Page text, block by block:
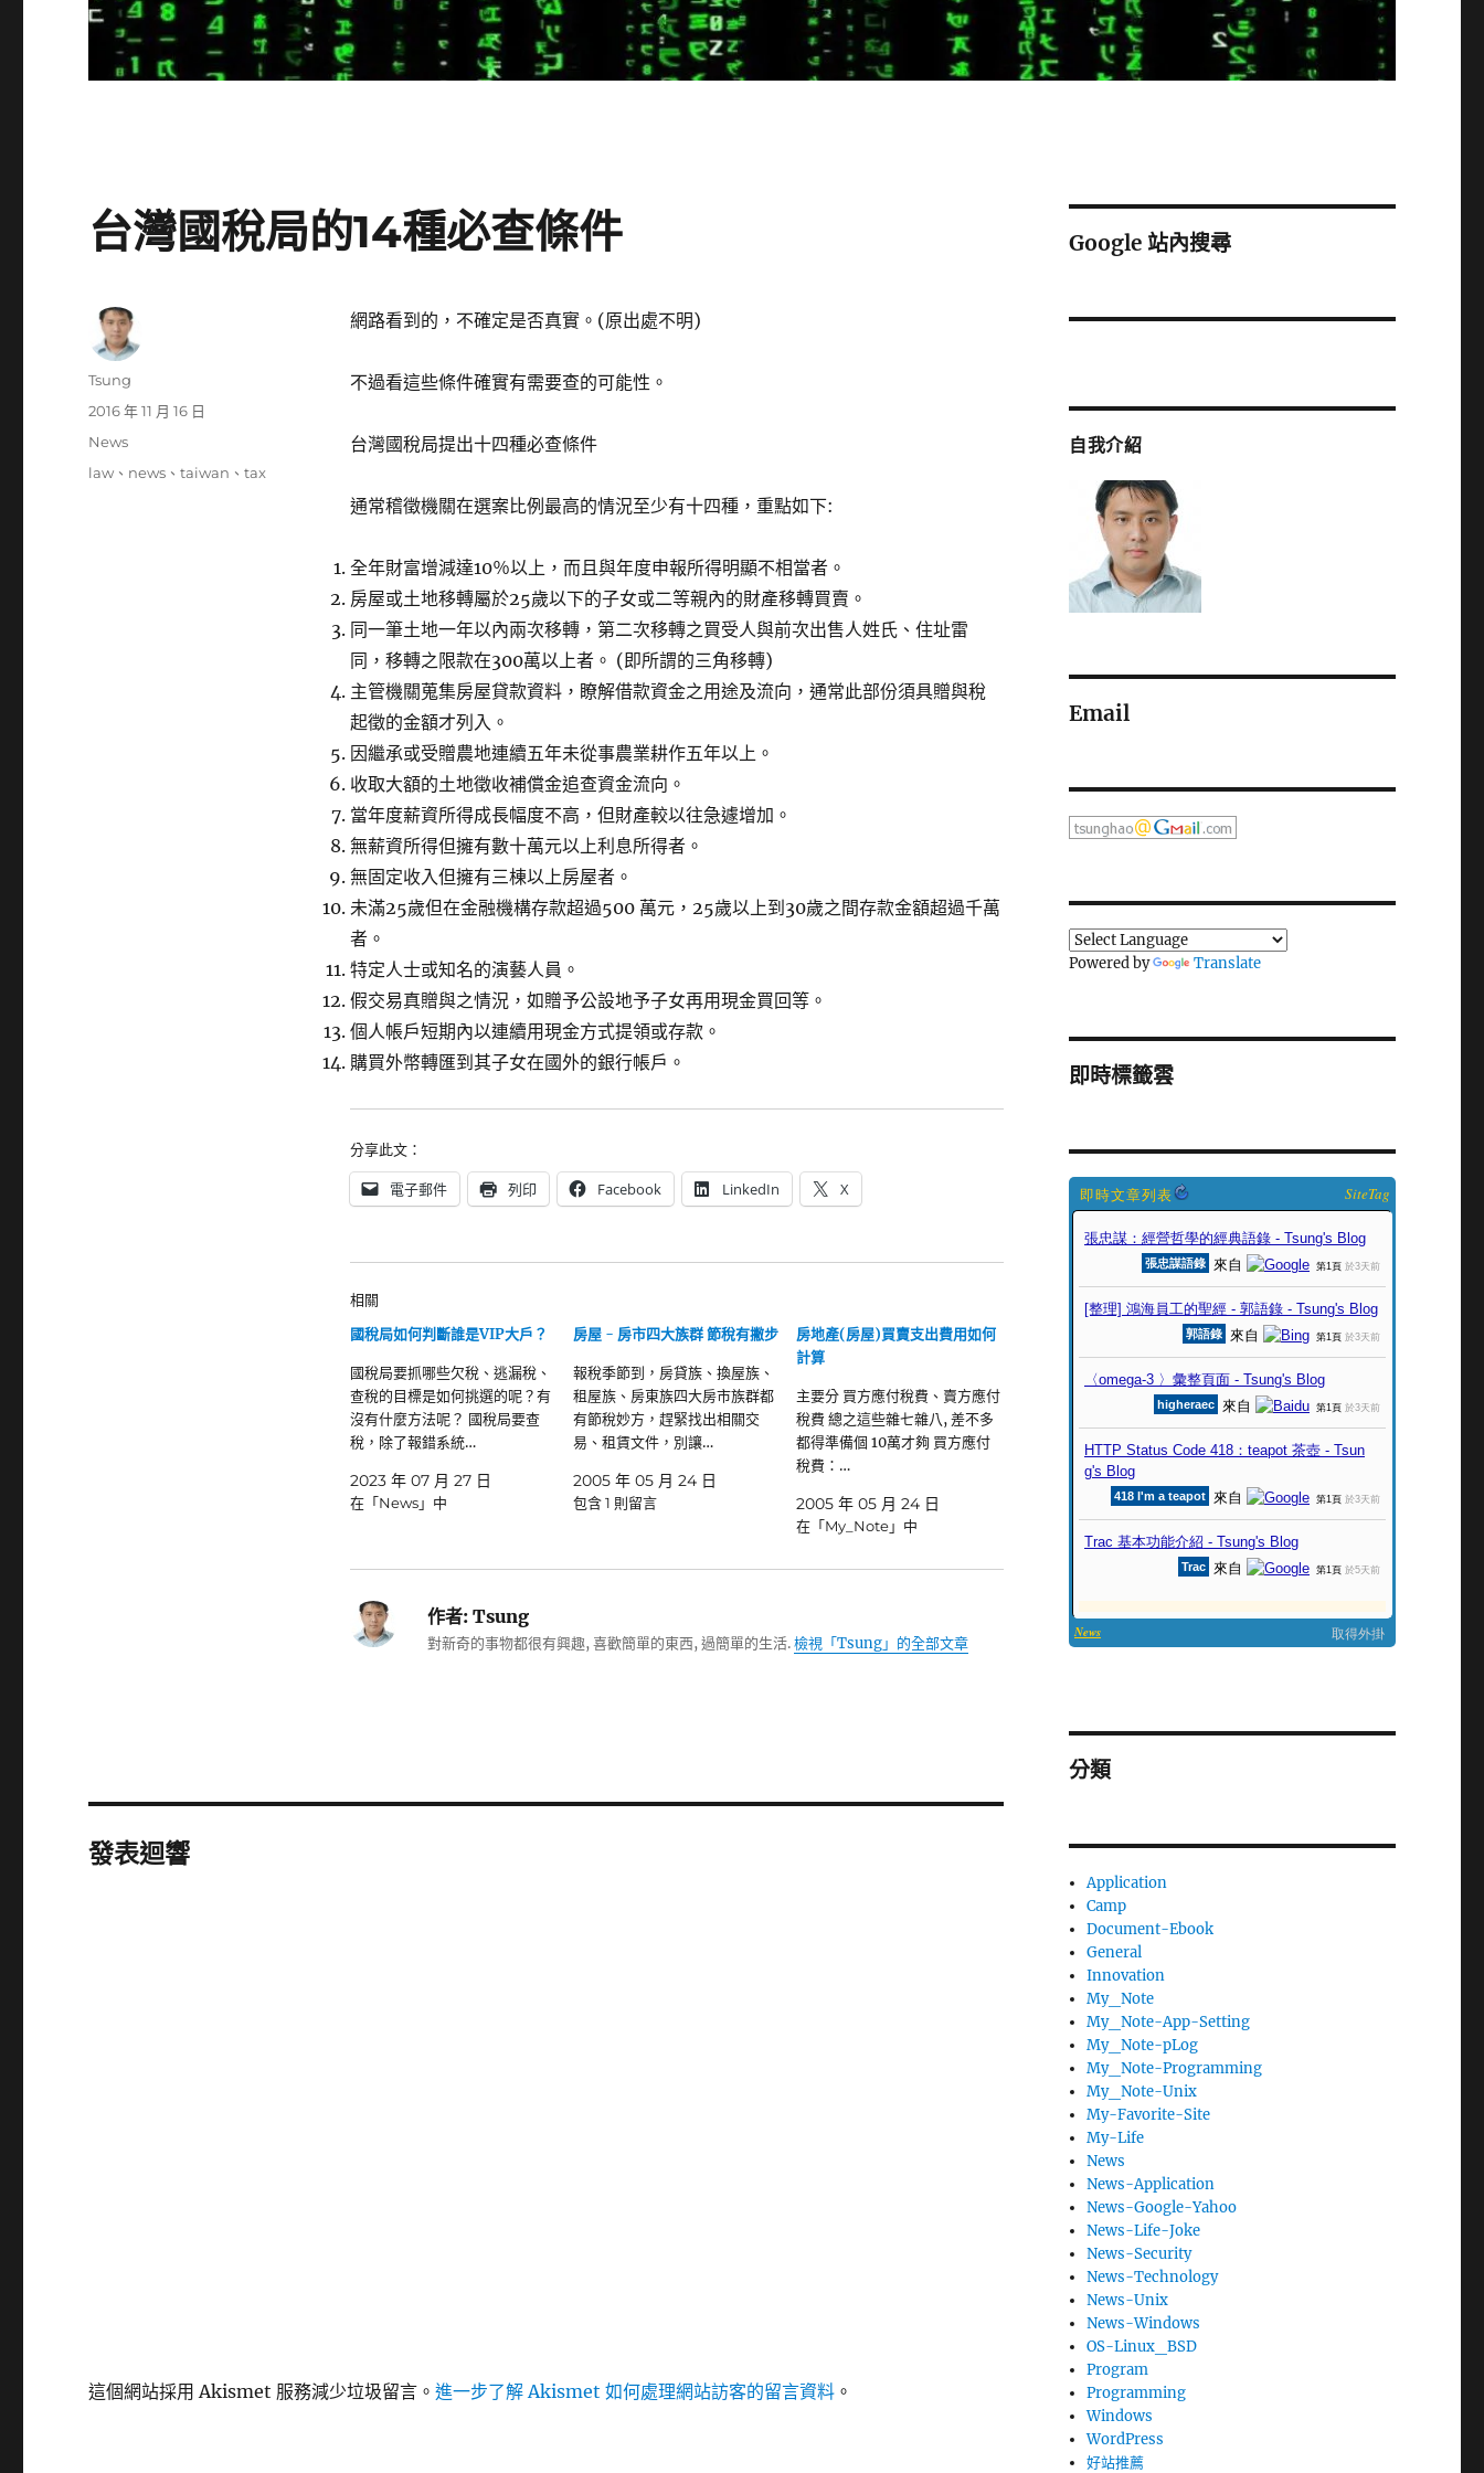
台灣國稅局的14種必查條件
網路看到的，不確定是否真實。(原出處不明)
不過看這些條件確實有需要查的可能性。
台灣國稅局提出十四種必查條件
通常稽徵機關在選案比例最高的情況至少有十四種，重點如下:
全年財富增減達10％以上，而且與年度申報所得明顯不相當者。
房屋或土地移轉屬於25歲以下的子女或二等親內的財產移轉買賣。
同一筆土地一年以內兩次移轉，第二次移轉之買受人與前次出售人姓氏、住址雷
同，移轉之限款在300萬以上者。 (即所謂的三角移轉)
主管機關蒐集房屋貸款資料，瞭解借款資金之用途及流向，通常此部份須具贈與稅
起徵的金額才列入。
因繼承或受贈農地連續五年未從事農業耕作五年以上。
收取大額的土地徵收補償金追查資金流向。
當年度薪資所得成長幅度不高，但財產較以往急遽增加。
無薪資所得但擁有數十萬元以上利息所得者。
無固定收入但擁有三棟以上房屋者。
未滿25歲但在金融機構存款超過500 萬元，25歲以上到30歲之間存款金額超過千萬
者。
特定人士或知名的演藝人員。
假交易真贈與之情況，如贈予公設地予子女再用現金買回等。
個人帳戶短期內以連續用現金方式提領或存款。
購買外幣轉匯到其子女在國外的銀行帳戶。
分享此文：
電子郵件 列印 Facebook LinkedIn X
相關
國稅局如何判斷誰是VIP大戶？
國稅局要抓哪些欠稅、逃漏稅、
查稅的目標是如何挑選的呢？有
沒有什麼方法呢？ 國稅局要查
稅，除了報錯系統…
2023 年 07 月 27 日
在「News」中
房屋 - 房市四大族群 節稅有撇步
報稅季節到，房貸族、換屋族、
租屋族、房東族四大房市族群都
有節稅妙方，趕緊找出相關交
易、租賃文件，別讓…
2005 年 05 月 24 日
包含 1 則留言
房地產(房屋)買賣支出費用如何
計算
主要分 買方應付稅費、賣方應付
稅費 總之這些雜七雜八, 差不多
都得準備個 10萬才夠 買方應付
稅費：…
2005 年 05 月 24 日
在「My_Note」中
作者:Tsung
對新奇的事物都很有興趣, 喜歡簡單的東西, 過簡單的生活.檢視「Tsung」的全部文章
作
Tsung
發
期:
2016 年 11 月 16 日
分
類
News
標
law 、 news 、taiwan 、tax
發表迴響
這個網站採用 Akismet 服務減少垃圾留言。進一步了解 Akismet 如何處理網站訪客的留言資料 。
Google 站內搜尋
自我介紹
Email
Powered by Translate
即時標籤雲
SiteTag
分類
Application
Camp
Document-Ebook
General
Innovation
My_Note
My_Note-App-Setting
My_Note-pLog
My_Note-Programming
My_Note-Unix
My-Favorite-Site
My-Life
News
News-Application
News-Google-Yahoo
News-Life-Joke
News-Security
News-Technology
News-Unix
News-Windows
OS-Linux_BSD
Program
Programming
Windows
WordPress
好站推薦